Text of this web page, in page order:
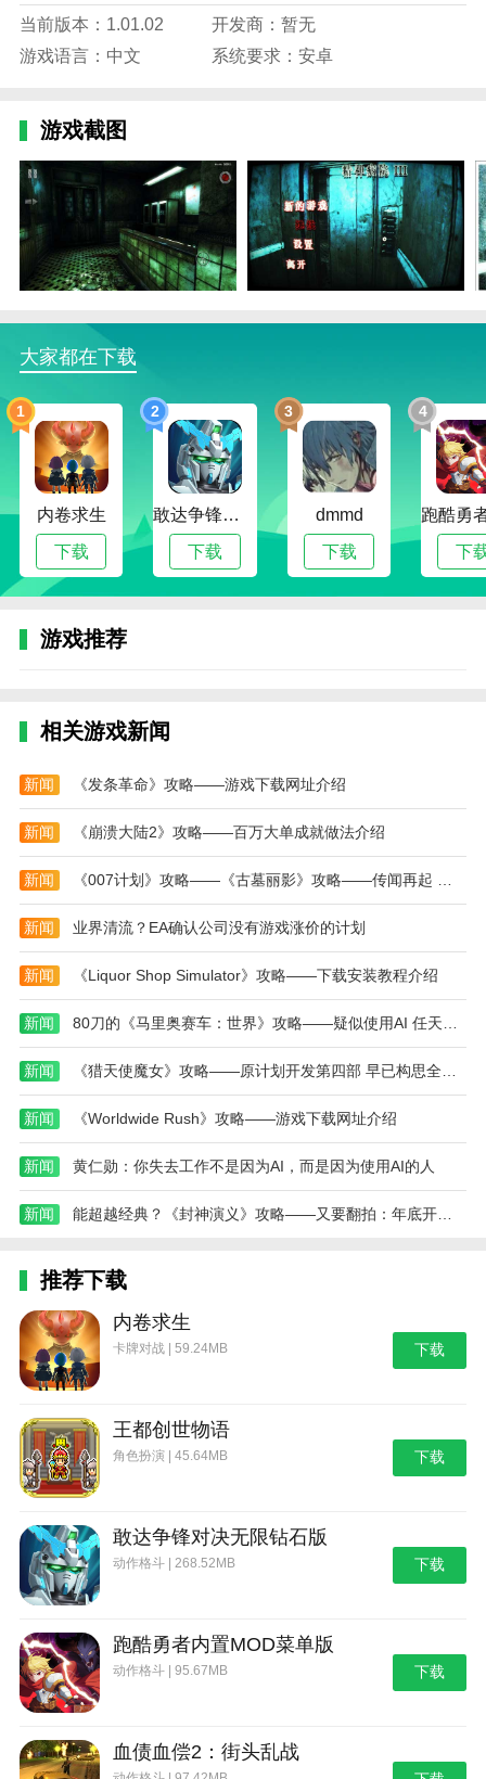
向左拐会看到眼睛提示有敌人出现。
1、看到出现后迅速跑回入口处，消失后去左边通
2、在两个路口还会看到眼睛，于是退回选择右侧
通道
3、在右侧通道会有许多拿刀的假人，不用担心，
没有攻击性!
4、直走后，看到路口，还是选择右侧的通道，查
看后没有有价值的线索
5、返回后直走向左拐，进入第一个屋子查看，会
出现危险，等待消失后上楼，之后就会找到出口的大
门!
6、本关会有纠错设置，也就是，如果你走错路
了，会不停的有眼睛等危险出现!
精神病院3部分游戏攻略
第一关通关攻略1、《精神病院
3》第一关进入医院
后，注意左边的诊台，可以拿起一封信，上面大概就是
告诉我们这里很危险，不要到处乱跑。
时候，会有提示叫你躲进厕所。
去，不然就挂了。
4、眼睛消失之后走到洗手台，可以拿到一把钥
匙。
5、从厕所走出来，直接走到尽头，可以看到一个
病房，在病床的床头柜找到一份文件。上面是医院的记
录，大概说病人情况基本稳定，没有攻击倾向。
6、然后回到一开始的岔路口，右转上楼梯。
7、到二楼之后，左转，一直走到尽头，用钥匙开
门。
8、进门之后好像是一个漏电的电线闪个不停，靠
近以后就屏幕一黑，应该是触发了剧情。
9、出门，回到一楼，下楼梯左转，会发现电梯门
已经打开了。
10、进电梯，出来之后可以在停尸台上看到一封遗
书，内容就是这一切都是一个叫Alice的女孩干的。
同时触发了剧情。
第二关通关攻略1、第二关开始的场景依然是一个
停尸房，但是有一个不小的变化，就是会出现灵魂，注
意观察红色发光物体，那就是你的灵魂，注意收集，最
后你的灵魂将有能力带你离开这里。
2、出门进入右边第一个门。
3、进门之后可以看到两个大衣柜，留意一下，等
下逃命躲起来用得到。
4、接着往前走，在你尝试打开第二扇门的时候，
会碰到敌人，掉头跑回刚才的衣柜躲起来。
5、回到我们刚才试图打开的那扇门，可以找到第
二个灵魂。
6、回到柜子位置，从柜子右侧的门进去。进去之
后，会出现眼睛，二话不说往柜子跑回去。
7、然后出门，出门的时候会碰到一个行走的怪
物，但是没有攻击性，无视它，继续往下走会触发一个
当前版本：1.01.02
开发商：暂无
游戏语言：中文
系统要求：安卓
游戏截图
大家都在下载
1
内卷求生
下载
2
敢达争锋对决无限钻石版
下载
3
dmmd
下载
4
下
游戏推荐
相关游戏新闻
新闻 《发条革命》攻略——游戏下载网址介绍
新闻 《崩溃大陆2》攻略——百万大单成就做法介绍
新闻 《007计划》攻略——《古墓丽影》攻略——传闻再起 或现身夏日游戏节
新闻 业界清流？EA确认公司没有游戏涨价的计划
新闻 《Liquor Shop Simulator》攻略——下载安装教程介绍
新闻
新闻 《猎天使魔女》攻略——原计划开发第四部 早已构思全新三部曲
新闻 《Worldwide Rush》攻略——游戏下载网址介绍
新闻 黄仁勋：你失去工作不是因为AI，而是因为使用AI的人
新闻 能超越经典？《封神演义》攻略——又要翻拍：年底开机 共40集
推荐下载
内卷求生
卡牌对战 | 59.24MB 下载
王都创世物语
角色扮演 | 45.64MB 下载
敢达争锋对决无限钻石版
动作格斗 | 268.52MB 下载
跑酷勇者内置MOD菜单版
动作格斗 | 95.67MB 下载
血债血偿2：街头乱战